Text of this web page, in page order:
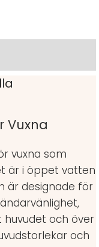
Vuxna
vuxna som
är i öppet vatten
är designade för
och över
och